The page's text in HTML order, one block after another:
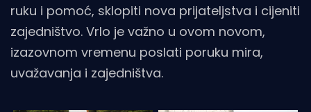
ruku i pomoć, sklopiti nova prijateljstva i cijeniti
zajedništvo. Vrlo je važno u ovom novom,
izazovnom vremenu poslati poruku mira,
uvažavanja i zajedništva.